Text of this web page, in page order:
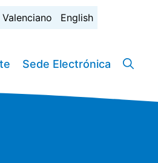
Valenciano English
Sede Electrónica